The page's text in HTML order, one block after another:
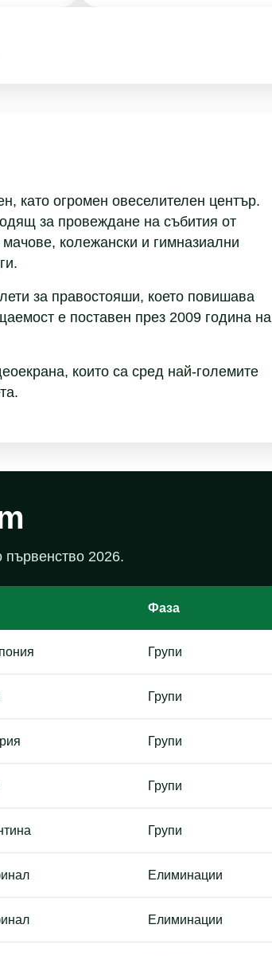
като огромен овеселителен център.
за провеждане на събития от
колежански и гимназиални
за правостояши, което повишава
е поставен през 2009 година на
които са сред най-големите
първенство 2026.
Фаза
Групи
Групи
Групи
Групи
Групи
Елиминации
Елиминации